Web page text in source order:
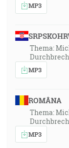
MP3
Thema:
MP3
ROMÂNA
Thema:
MP3